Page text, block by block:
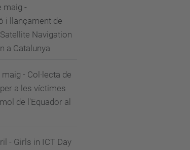
maig -
i llançament de
Satellite Navigation
a Catalunya
- Col·lecta de
a les víctimes
de l'Equador al
- Girls in ICT Day